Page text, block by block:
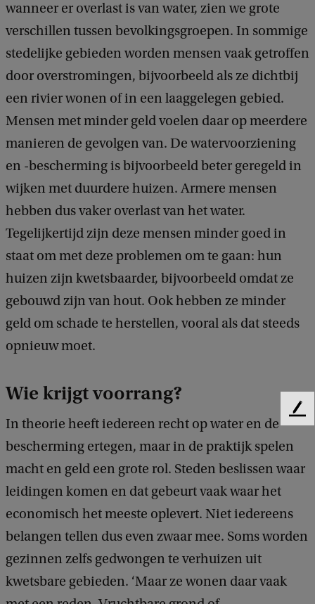
wanneer er overlast is van water, zien we grote
verschillen tussen bevolkingsgroepen. In sommige
stedelijke gebieden worden mensen vaak getroffen
door overstromingen, bijvoorbeeld als ze dichtbij
een rivier wonen of in een laaggelegen gebied.
Mensen met minder geld voelen daar op meerdere
manieren de gevolgen van. De watervoorziening
en -bescherming is bijvoorbeeld beter geregeld in
wijken met duurdere huizen. Armere mensen
hebben dus vaker overlast van het water.
Tegelijkertijd zijn deze mensen minder goed in
staat om met deze problemen om te gaan: hun
huizen zijn kwetsbaarder, bijvoorbeeld omdat ze
gebouwd zijn van hout. Ook hebben ze minder
geld om schade te herstellen, vooral als dat steeds
opnieuw moet.
Wie krijgt voorrang?
In theorie heeft iedereen recht op water en de
bescherming ertegen, maar in de praktijk spelen
macht en geld een grote rol. Steden beslissen waar
leidingen komen en dat gebeurt vaak waar het
economisch het meeste oplevert. Niet iedereens
belangen tellen dus even zwaar mee. Soms worden
gezinnen zelfs gedwongen te verhuizen uit
kwetsbare gebieden. ‘Maar ze wonen daar vaak
F
b